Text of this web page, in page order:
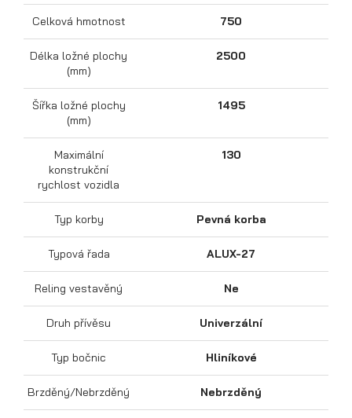
Přepravníky motocyklů
Celková hmotnost 750
Délka ložné plochy
(mm)
2500
Šířka ložné plochy
(mm)
1495
Maximální
konstrukční
rychlost vozidla
130
Typ korby Pevná korba
Typová řada ALUX-27
Reling vestavěný Ne
Druh přívěsu Univerzální
Typ bočnic Hliníkové
Brzděný/Nebrzděný Nebrzděný